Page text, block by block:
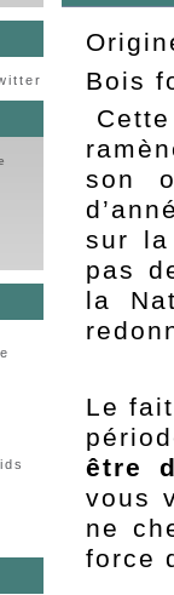
Bois
son
sur la
pas
la
Le
être
vous
ne
force